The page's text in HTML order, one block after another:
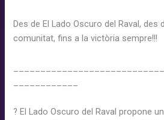
Des de El Lado Oscuro del Raval, des
comunitat, fins a la victòria sempre!!!
? El Lado Oscuro del Raval propone